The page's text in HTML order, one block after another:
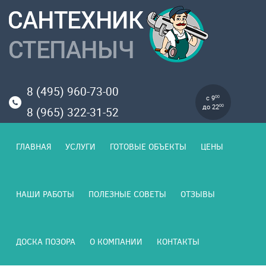
8 (495) 960-73-00
8 (965) 322-31-52
с 900
до 2200
ГЛАВНАЯ УСЛУГИ ГОТОВЫЕ ОБЪЕКТЫ ЦЕНЫ
НАШИ РАБОТЫ ПОЛЕЗНЫЕ СОВЕТЫ ОТЗЫВЫ
ДОСКА ПОЗОРА О КОМПАНИИ КОНТАКТЫ